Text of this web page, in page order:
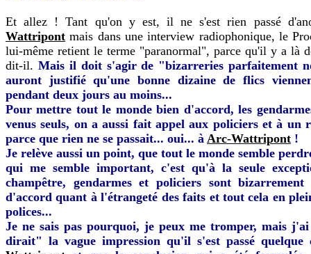
Et allez ! Tant qu'on y est, il ne s'est rien passé
Wattripont mais dans une interview radiophonique, le
lui-même retient le terme "paranormal", parce qu'il y a là
dit-il. Mais il doit s'agir de "bizarreries parfaitement
auront justifié qu'une bonne dizaine de flics
pendant deux jours au moins...
Pour mettre tout le monde bien d'accord, les
venus seuls, on a aussi fait appel aux policiers et à un
parce que rien ne se passait... oui... à Arc-Wattripont !
Je relève aussi un point, que tout le monde semble
qui me semble important, c'est qu'à la seule
champêtre, gendarmes et policiers sont bizarrement
d'accord quant à l'étrangeté des faits et tout cela en
polices...
Je ne sais pas pourquoi, je peux me tromper, mais
dirait" la vague impression qu'il s'est passé quelque